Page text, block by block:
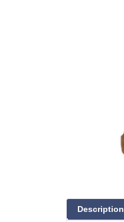
Description